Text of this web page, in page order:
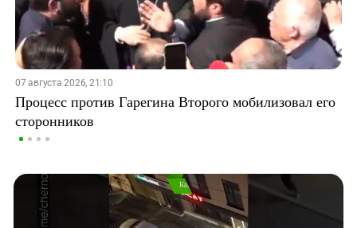
07 августа 2026, 21:10
Процесс против Гарегина Второго мобилизовал его
сторонников